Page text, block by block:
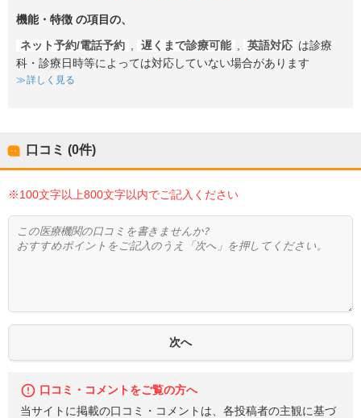
機能・特徴 の項目の、
ネット予約/電話予約 , 遅くまで診療可能 , 英語対応 は診療
科・診療日時等によっては対応していない場合があります
詳しく見る
口コミ (0件)
※100文字以上800文字以内でご記入ください
口コミ・コメントをご覧の方へ
当サイトに掲載の口コミ・コメントは、各投稿者の主観に基づ